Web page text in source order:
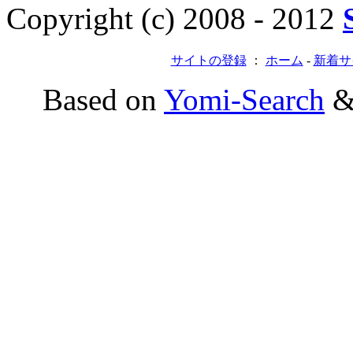
Copyright (c) 2008 - 2012
サイトの登録： ホーム - 新着
Based on Yomi-Search